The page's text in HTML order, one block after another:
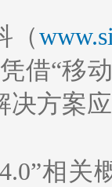
（
借“移
决方案
相